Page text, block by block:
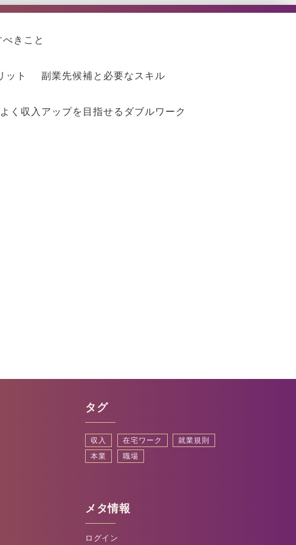
きこと
ット 副業先候補と必要なスキル
く収入アップを目指せるダブルワーク
タグ
収入 在宅ワーク
就業規則
本業
職場
メタ情報
ログイン